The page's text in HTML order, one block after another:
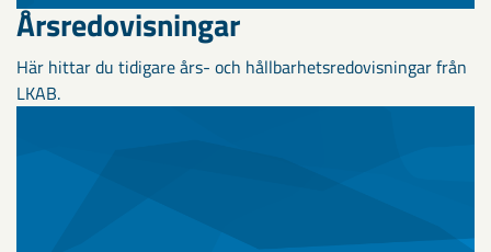
Årsredovisningar
Här hittar du tidigare års- och hållbarhetsredovisningar från
LKAB.